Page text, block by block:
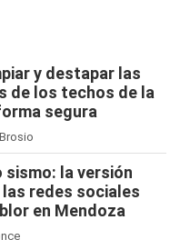
y destapar las
de los techos de la
segura
sismo: la versión
las redes sociales
en Mendoza